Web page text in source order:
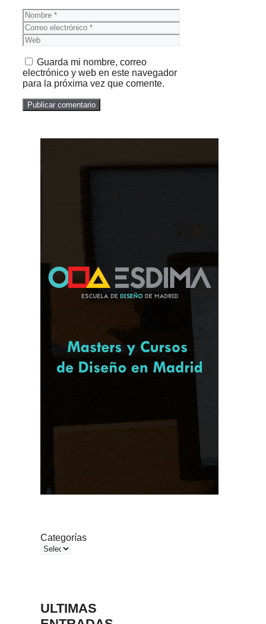
Nombre
Correo
electrónico
Web
Guarda mi nombre, correo
electrónico y web en este navegador
para la próxima vez que comente.
Categorías
ULTIMAS